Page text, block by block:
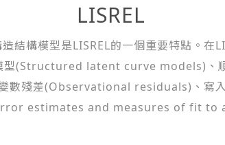
LISREL
構模型是LISREL的一個重要特點。在
型(Structured latent curve models)
數殘差(Observational residuals)、寫
estimates and measures of fit to a